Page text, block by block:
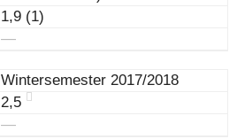
1,9 (1)
―
Wintersemester 2017/2018
2,5
―